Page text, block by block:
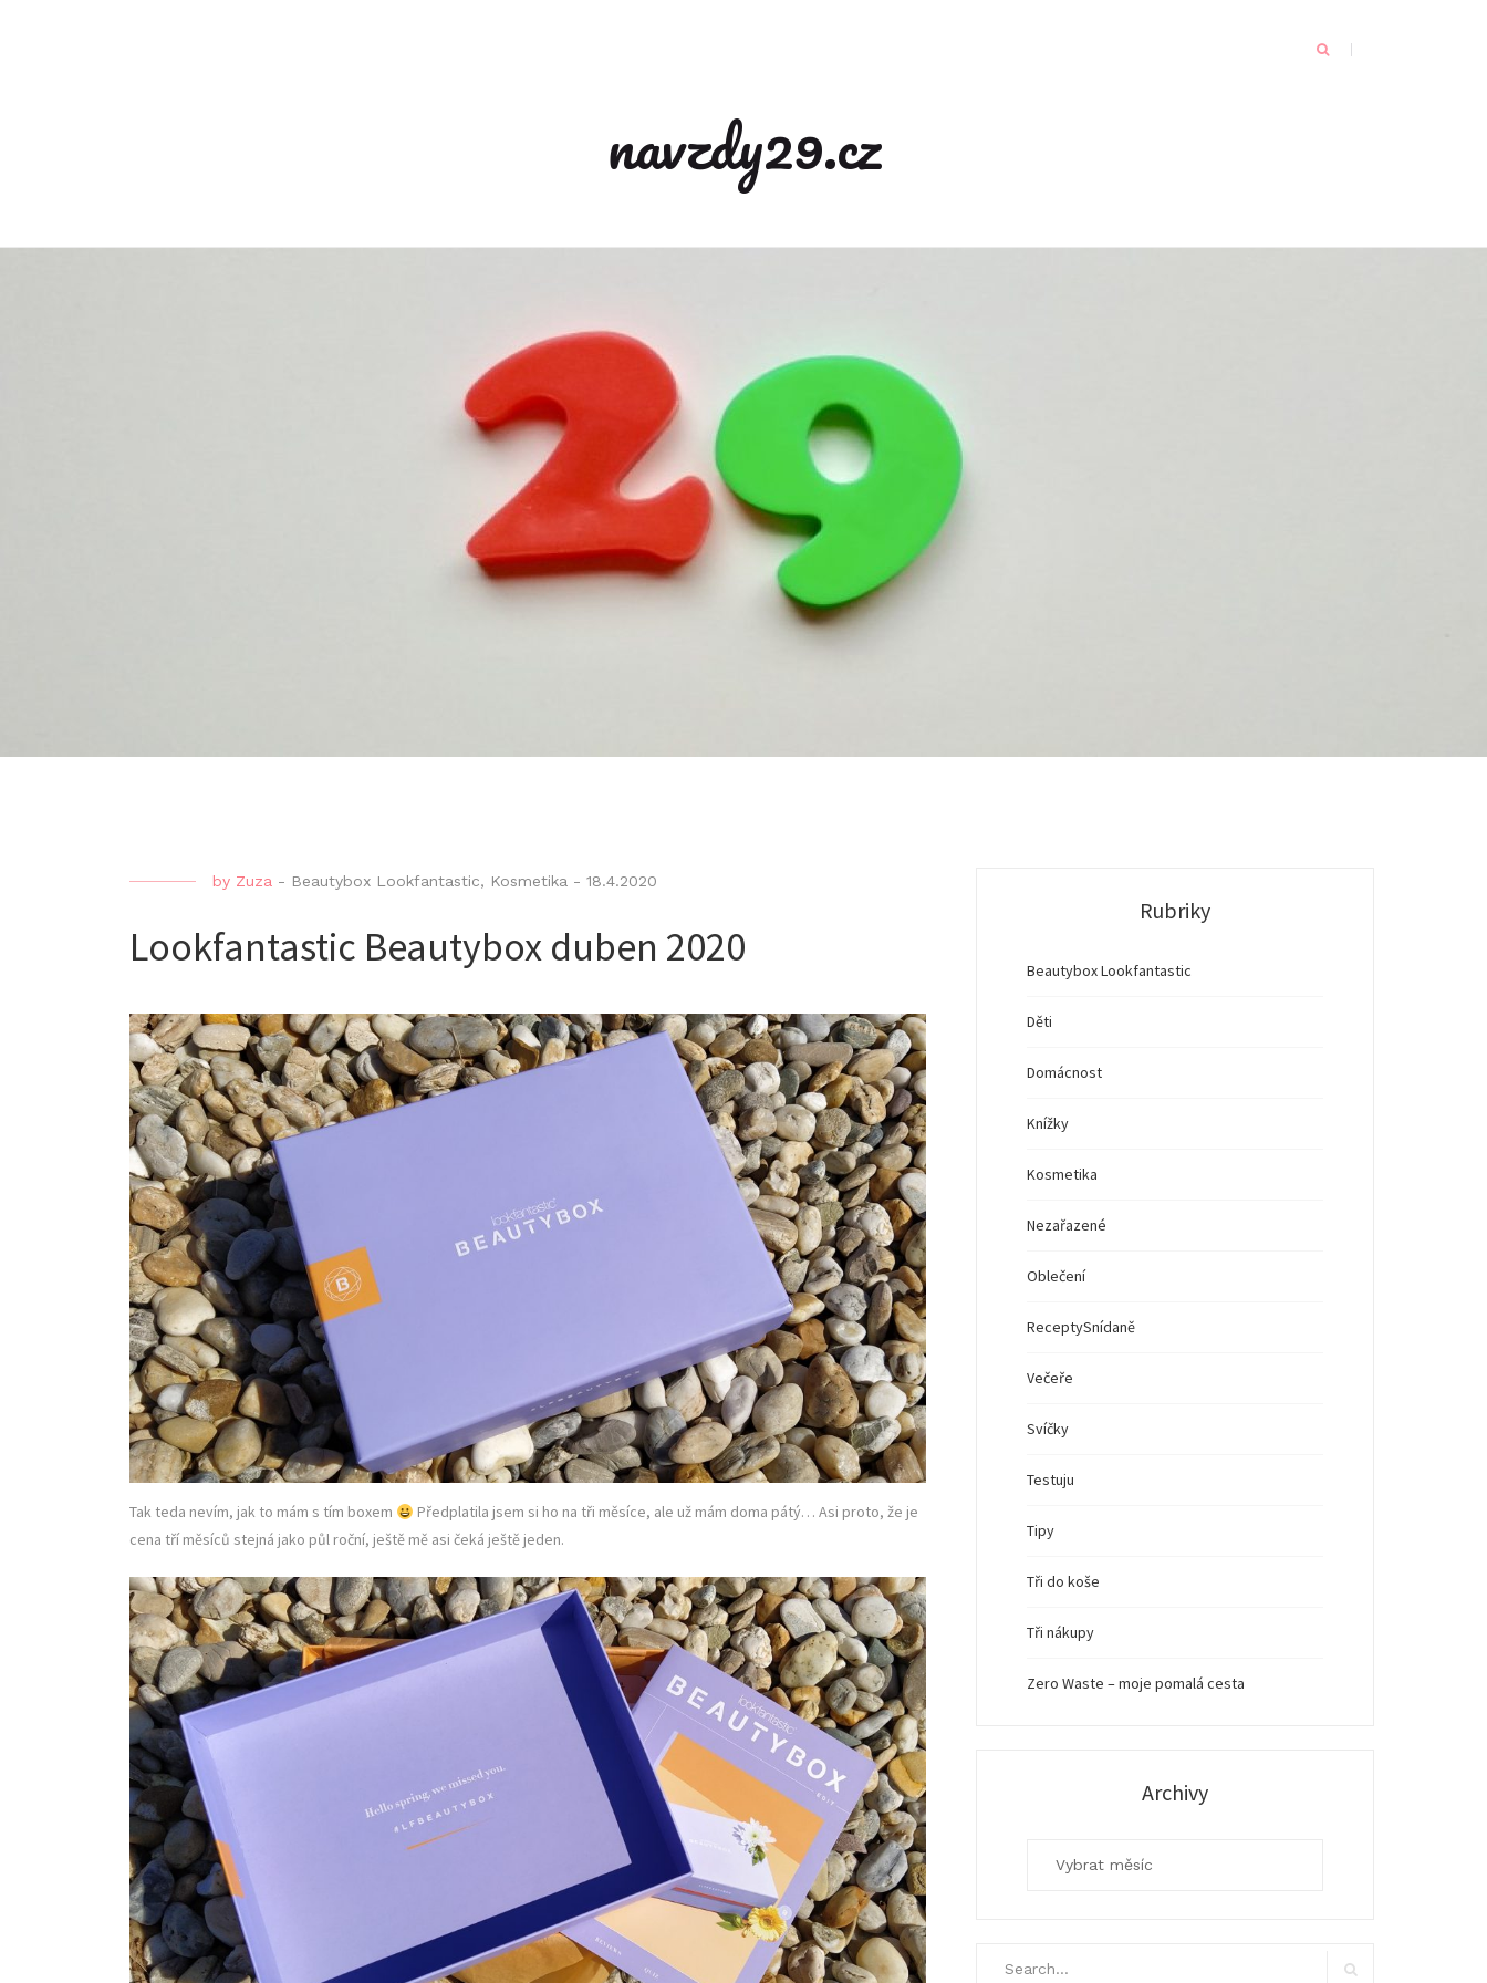
navzdy29.cz
by Zuza - Beautybox Lookfantastic, Kosmetika - 18.4.2020
Lookfantastic Beautybox duben 2020
Tak teda nevím, jak to mám s tím boxem
Předplatila jsem si ho na tři měsíce, ale už mám doma pátý… Asi proto, že je
cena tří měsíců stejná jako půl roční, ještě mě asi čeká ještě jeden.
Rubriky
Beautybox Lookfantastic
Děti
Domácnost
Knížky
Kosmetika
Nezařazené
Oblečení
ReceptySnídaně
Večeře
Svíčky
Testuju
Tipy
Tři do koše
Tři nákupy
Zero Waste – moje pomalá cesta
Archivy